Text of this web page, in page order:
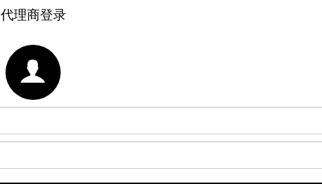
代理商登录